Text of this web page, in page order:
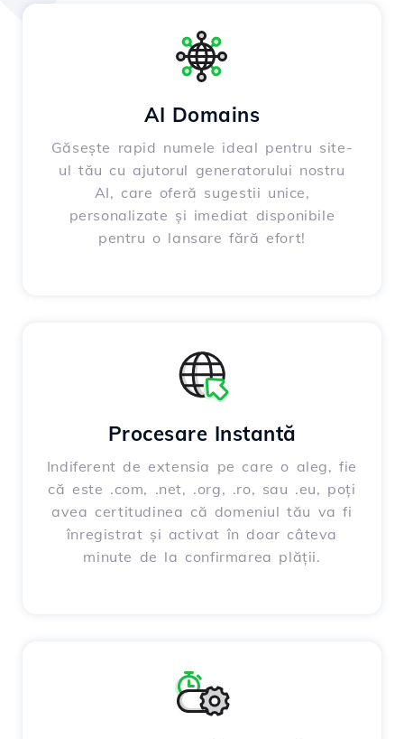
AI Domains
Găsește rapid numele ideal pentru site-
ul tău cu ajutorul generatorului nostru
AI, care oferă sugestii unice,
personalizate și imediat disponibile
pentru o lansare fără efort!
Procesare Instantă
Indiferent de extensia pe care o aleg, fie
că este .com, .net, .org, .ro, sau .eu, poți
avea certitudinea că domeniul tău va fi
înregistrat și activat în doar câteva
minute de la confirmarea plății.